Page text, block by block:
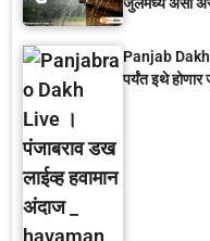
Panjab
पर्यंत इथे होणार